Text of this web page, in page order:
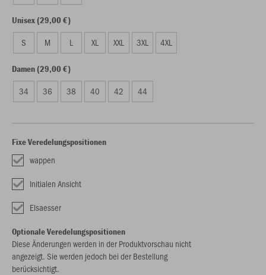
Unisex (29,00 €)
S M L XL XXL 3XL 4XL
Damen (29,00 €)
34 36 38 40 42 44
Fixe Veredelungspositionen
wappen
Initialen Ansicht
Elsaesser
Optionale Veredelungspositionen
Diese Änderungen werden in der Produktvorschau nicht
angezeigt. Sie werden jedoch bei der Bestellung
berücksichtigt.